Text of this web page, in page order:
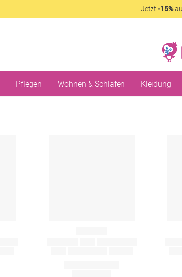
Jetzt -15%
Pflegen Wohnen & Schlafen Kleidung